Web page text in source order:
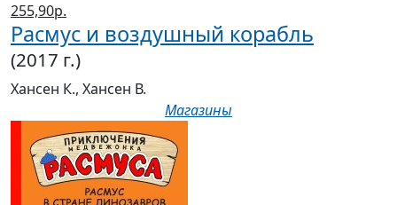
255,90р.
Расмус и воздушный корабль
(2017 г.)
Хансен К., Хансен В.
Магазины